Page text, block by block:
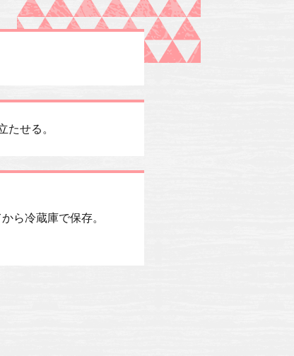
たせる。
ら冷蔵庫で保存。